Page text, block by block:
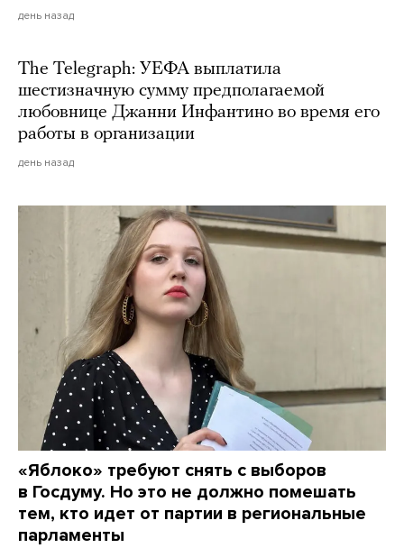
день назад
The Telegraph: УЕФА выплатила
шестизначную сумму предполагаемой
любовнице Джанни Инфантино во время его
работы в организации
день назад
«Яблоко» требуют снять с выборов
в Госдуму. Но это не должно помешать
тем, кто идет от партии в региональные
парламенты